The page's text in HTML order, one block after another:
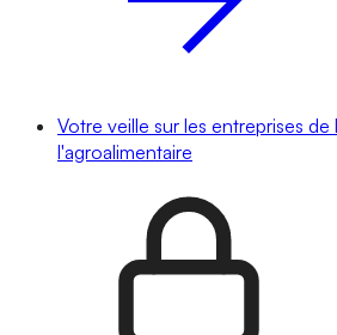
Votre veille sur les entreprises
l'agroalimentaire